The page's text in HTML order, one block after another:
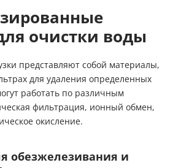
очистки воды
представляют собой материалы,
для удаления определенных
работать по различным
фильтрация, ионный обмен,
окисление.
обезжелезивания и